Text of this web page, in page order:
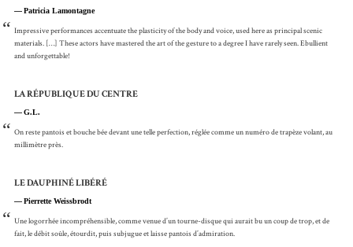
Patricia Lamontagne
“ Impressive performances accentuate the plasticity of the body and voice, used here as principal scenic
materials. […] These actors have mastered the art of the gesture to a degree I have rarely seen. Ebullient
and unforgettable!
LA RÉPUBLIQUE DU CENTRE
G.L.
“ On reste pantois et bouche bée devant une telle perfection, réglée comme un numéro de trapèze volant, au
millimètre près.
LE DAUPHINÉ LIBÉRÉ
Pierrette Weissbrodt
“ Une logorrhée incompréhensible, comme venue d’un tourne-disque qui aurait bu un coup de trop, et de
fait, le débit soûle, étourdit, puis subjugue et laisse pantois d’admiration.